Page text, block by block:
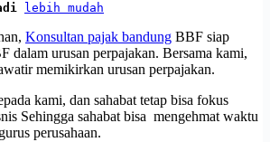
lebih mudah
Konsultan pajak bandung BBF siap
dalam urusan perpajakan. Bersama kami,
memikirkan urusan perpajakan.
kami, dan sahabat tetap bisa fokus
Sehingga sahabat bisa mengehmat waktu
perusahaan.